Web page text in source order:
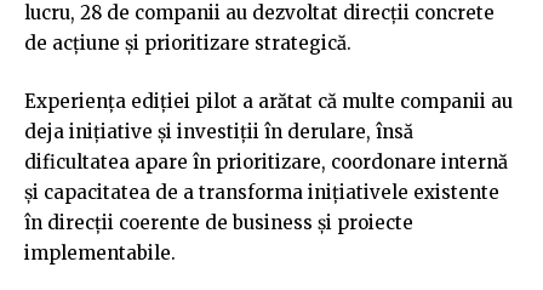
lucru, 28 de companii au dezvoltat direcții concrete
de acțiune și prioritizare strategică.
Experiența ediției pilot a arătat că multe companii au
deja inițiative și investiții în derulare, însă
dificultatea apare în prioritizare, coordonare internă
și capacitatea de a transforma inițiativele existente
în direcții coerente de business și proiecte
implementabile.